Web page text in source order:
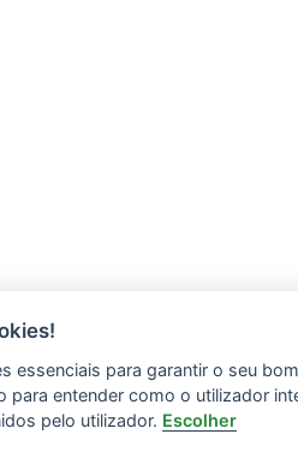
essenciais para garantir o seu
para entender como o utilizador
pelo utilizador. Escolher